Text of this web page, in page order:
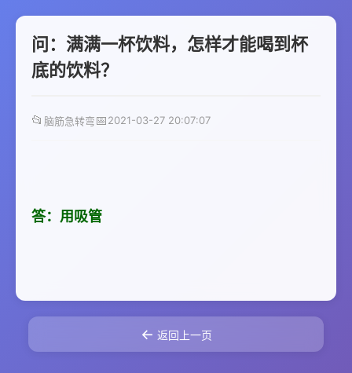
问：满满一杯饮料，怎样才能喝到杯
底的饮料？
📂 脑筋急转弯📅2021-03-27 20:07:07
答：用吸管
← 返回上一页